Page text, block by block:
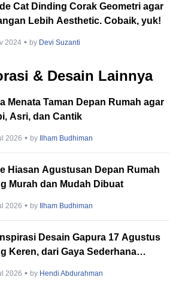
Cat Dinding Corak Geometri agar
Lebih Aesthetic. Cobaik, yuk!
2024 by Devi Suzanti
& Desain Lainnya
Menata Taman Depan Rumah agar
Asri, dan Cantik
2026 by Ilham Budhiman
Hiasan Agustusan Depan Rumah
Murah dan Mudah Dibuat
2026 by Ilham Budhiman
Desain Gapura 17 Agustus
Keren, dari Gaya Sederhana
2026 by Hendi Abdurahman